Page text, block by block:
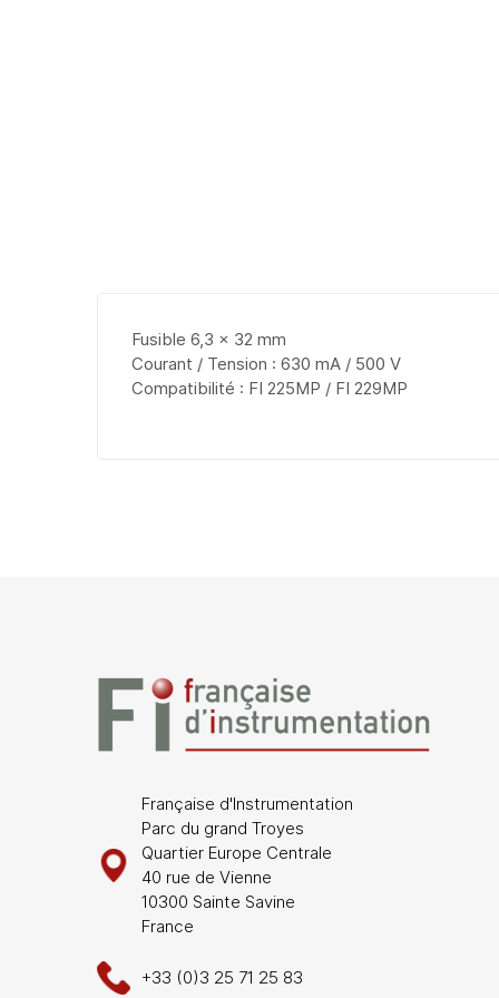
Fusible 6,3 x 32 mm
Courant / Tension : 630 mA / 500 V
Compatibilité : FI 225MP / FI 229MP
Française d'Instrumentation
Parc du grand Troyes
Quartier Europe Centrale
40 rue de Vienne
10300 Sainte Savine
France
+33 (0)3 25 71 25 83